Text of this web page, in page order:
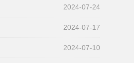
2024-07-24
2024-07-17
2024-07-10